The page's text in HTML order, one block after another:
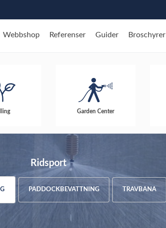
Webbshop Referenser Guider Broschyrer
Garden Center
Ridsport
PADDOCKBEVATTNING TRAVBANA